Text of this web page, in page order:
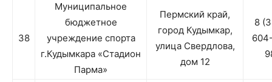
38
Муниципальное
бюджетное
учреждение спорта
г.Кудымкара «Стадион
Парма»
Пермский край,
город Кудымкар,
улица Свердлова,
дом 12
8